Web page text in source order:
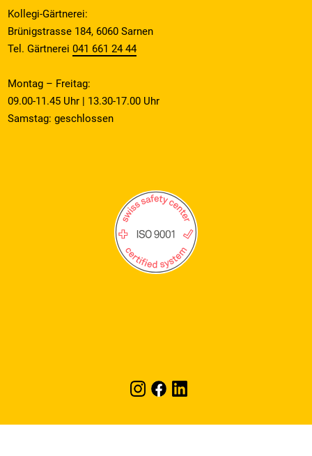
Kollegi-Gärtnerei:
Brünigstrasse 184, 6060 Sarnen
Tel. Gärtnerei041 661 24 44
Montag – Freitag:
09.00-11.45 Uhr | 13.30-17.00 Uhr
Samstag: geschlossen